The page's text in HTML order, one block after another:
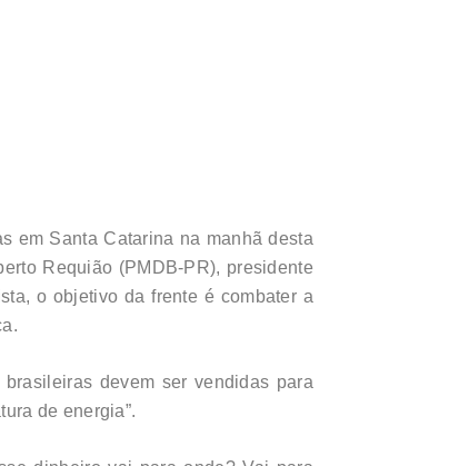
em Santa Catarina na manhã desta
Requião (PMDB-PR), presidente
o objetivo da frente é combater a
devem ser vendidas para
de energia”.